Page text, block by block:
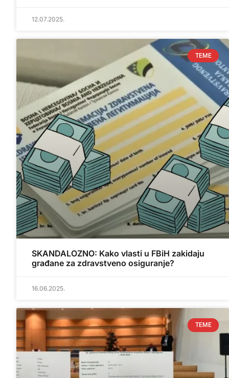
12.07.2025.
TEME
SKANDALOZNO: Kako vlasti u FBiH zakidaju
građane za zdravstveno osiguranje?
16.06.2025.
TEME